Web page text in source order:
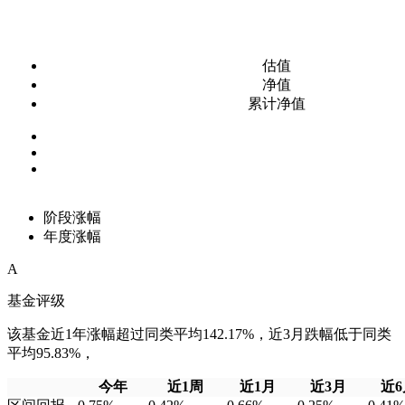
估值
净值
累计净值
阶段涨幅
年度涨幅
A
基金评级
该基金近1年涨幅超过同类平均142.17%，近3月跌幅低于同类
平均95.83%，
今年 近1周 近1月 近3月
近